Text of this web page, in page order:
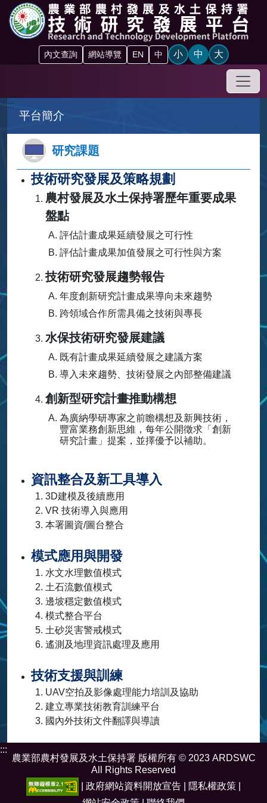
跳到主要內容區塊
內文查詢 網站導覽 EN 中 小 中 大
手機
:::
平台簡介
研究課題
技術研究發展及策略規劃
農村發展及水土保持署歷年重要成果
盤點
評估計畫成果延續發展之可行性
評估計畫成果加值發展之可行性與方案
技術研究發展趨勢報告
年度創新研究計畫成果導向未來趨勢
跨領域合作所需具備之技術與專長
水保技術研究發展建議
既有計畫成果延續發展之建議方案
導入未來趨勢、技術發展之內部整備建議
創新型研究計畫推動構想
為廣納學研專家之前瞻構想及新興技術，
豐富業務創新思維，每年公開徵求「創新
研究計畫」提案，並擇優予以補助。
資訊整合及新工具導入
3D建模及後續應用
VR 技術導入與應用
本署圖資/圖台整合
模式應用與開發
水文水理數值模式
土石流數值模式
邊坡穩定數值模式
模式整合平台
土砂災害警戒模式
遙測及地理資訊處理及應用
技術支援與訓練
UAV空拍及影像處理能力培訓及協助
建立專業技術教育訓練平台
國內外技術文件翻譯與導讀
:::
農業部農村發展及水土保持署 版權所有 © 2023 ARDSWC
All Rights Reserved
政府網站資料開放宣告 隱私權政策